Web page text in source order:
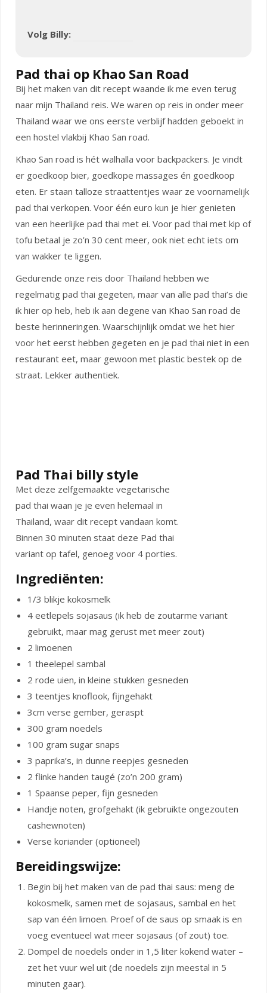
Volg Billy:
Pad thai op Khao San Road
Bij het maken van dit recept waande ik me even terug
naar mijn Thailand reis. We waren op reis in onder meer
Thailand waar we ons eerste verblijf hadden geboekt in
een hostel vlakbij Khao San road.
Khao San road is hét walhalla voor backpackers. Je vindt
er goedkoop bier, goedkope massages én goedkoop
eten. Er staan talloze straattentjes waar ze voornamelijk
pad thai verkopen. Voor één euro kun je hier genieten
van een heerlijke pad thai met ei. Voor pad thai met kip of
tofu betaal je zo’n 30 cent meer, ook niet echt iets om
van wakker te liggen.
Gedurende onze reis door Thailand hebben we
regelmatig pad thai gegeten, maar van alle pad thai’s die
ik hier op heb, heb ik aan degene van Khao San road de
beste herinneringen. Waarschijnlijk omdat we het hier
voor het eerst hebben gegeten en je pad thai niet in een
restaurant eet, maar gewoon met plastic bestek op de
straat. Lekker authentiek.
Pad Thai billy style
Met deze zelfgemaakte vegetarische
pad thai waan je je even helemaal in
Thailand, waar dit recept vandaan komt.
Binnen 30 minuten staat deze Pad thai
variant op tafel, genoeg voor 4 porties.
Ingrediënten:
1/3 blikje kokosmelk
4 eetlepels sojasaus (ik heb de zoutarme variant
gebruikt, maar mag gerust met meer zout)
2 limoenen
1 theelepel sambal
2 rode uien, in kleine stukken gesneden
3 teentjes knoflook, fijngehakt
3cm verse gember, geraspt
300 gram noedels
100 gram sugar snaps
3 paprika’s, in dunne reepjes gesneden
2 flinke handen taugé (zo’n 200 gram)
1 Spaanse peper, fijn gesneden
Handje noten, grofgehakt (ik gebruikte ongezouten
cashewnoten)
Verse koriander (optioneel)
Bereidingswijze:
Begin bij het maken van de pad thai saus: meng de
kokosmelk, samen met de sojasaus, sambal en het
sap van één limoen. Proef of de saus op smaak is en
voeg eventueel wat meer sojasaus (of zout) toe.
Dompel de noedels onder in 1,5 liter kokend water –
zet het vuur wel uit (de noedels zijn meestal in 5
minuten gaar).